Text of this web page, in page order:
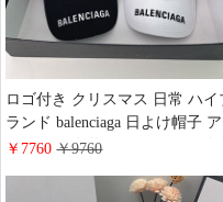
ロゴ付き クリスマス 日常 ハイ
ランド balenciaga 日よけ帽子
トドア 男女兼用 カジュアル 海
ップ 棉 高品質 balenciaga シャビ
￥7760￥9760